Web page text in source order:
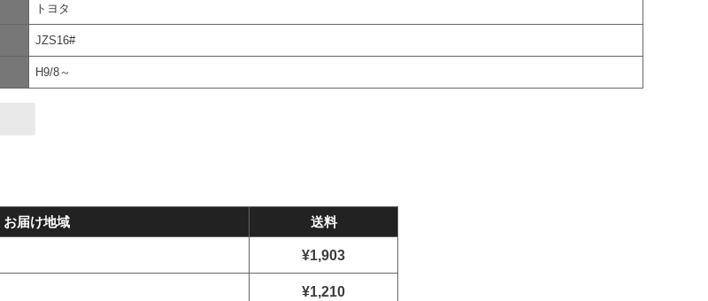
トヨタ
JZS16#
H9/8～
お届け地域 送料
¥1,903
¥1,210